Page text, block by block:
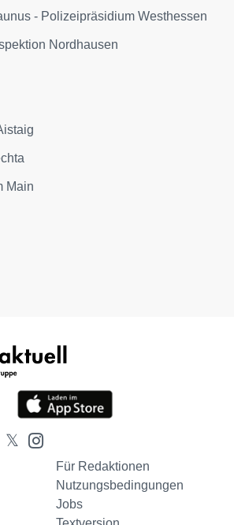
- Polizeipräsidium Westhessen
Nordhausen
Main
Für Redaktionen
Nutzungsbedingungen
Jobs